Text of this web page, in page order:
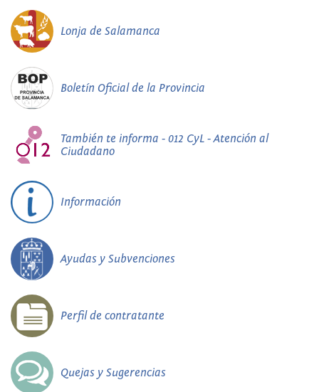
Lonja de Salamanca
Boletín Oficial de la Provincia
También te informa - 012 CyL - Atención al
Ciudadano
Información
Ayudas y Subvenciones
Perfil de contratante
Quejas y Sugerencias